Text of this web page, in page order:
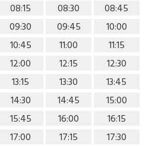
08:15 08:30
08:45
09:30 09:45
10:00
10:45 11:00
11:15
12:00 12:15
12:30
13:15 13:30
13:45
14:30 14:45
15:00
15:45 16:00
16:15
17:00 17:15
17:30